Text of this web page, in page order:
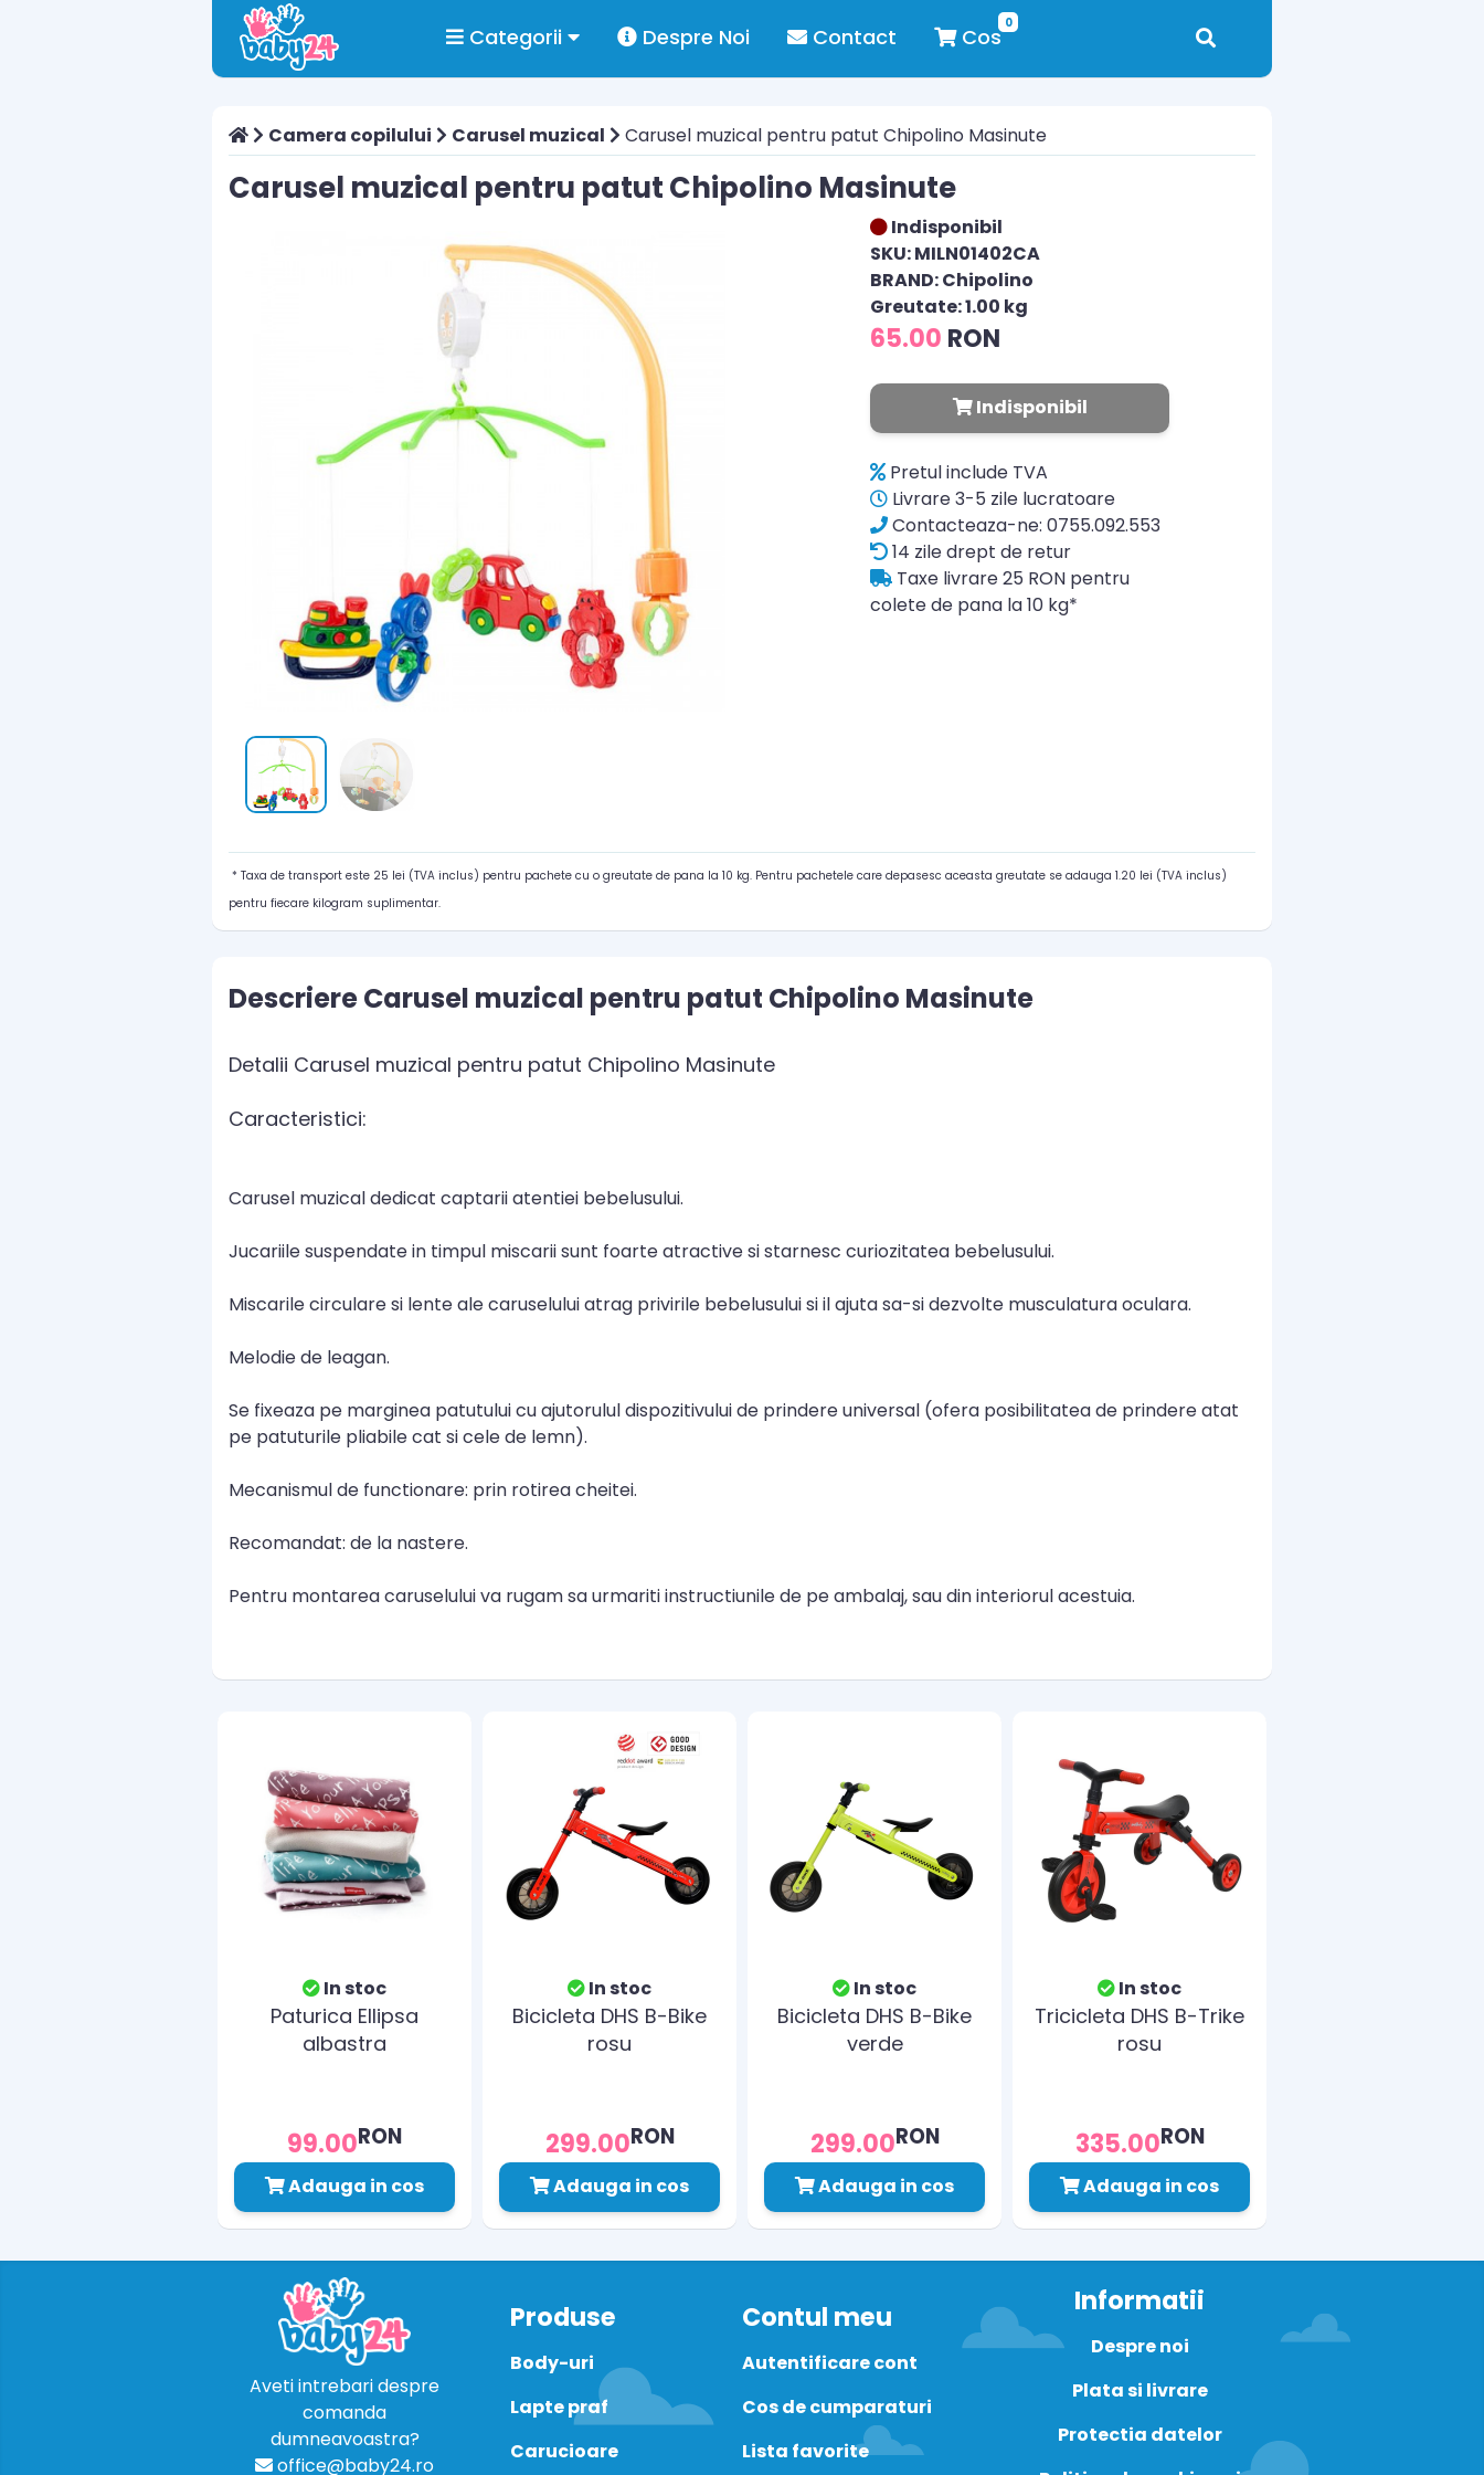
Categorii Despre Noi Contact
0
Cos
Camera copilului Carusel muzical Carusel muzical pentru patut Chipolino Masinute
Carusel muzical pentru patut Chipolino Masinute
Indisponibil
SKU: MILN01402CA
BRAND: Chipolino
Greutate: 1.00 kg
65.00 RON
Indisponibil
Pretul include TVA
Livrare 3-5 zile lucratoare
Contacteaza-ne: 0755.092.553
14 zile drept de retur
Taxe livrare 25 RON pentru
colete de pana la 10 kg*
* Taxa de transport este 25 lei (TVA inclus) pentru pachete cu o greutate de pana la 10 kg. Pentru pachetele care depasesc aceasta greutate se adauga 1.20 lei (TVA inclus)
pentru fiecare kilogram suplimentar.
Descriere Carusel muzical pentru patut Chipolino Masinute
Detalii Carusel muzical pentru patut Chipolino Masinute
Caracteristici:
Carusel muzical dedicat captarii atentiei bebelusului.
Jucariile suspendate in timpul miscarii sunt foarte atractive si starnesc curiozitatea bebelusului.
Miscarile circulare si lente ale caruselului atrag privirile bebelusului si il ajuta sa-si dezvolte musculatura oculara.
Melodie de leagan.
Se fixeaza pe marginea patutului cu ajutorulul dispozitivului de prindere universal (ofera posibilitatea de prindere atat
pe patuturile pliabile cat si cele de lemn).
Mecanismul de functionare: prin rotirea cheitei.
Recomandat: de la nastere.
Pentru montarea caruselului va rugam sa urmariti instructiunile de pe ambalaj, sau din interiorul acestuia.
In stoc
Paturica Ellipsa
albastra
99.00RON
Adauga in cos
In stoc
Bicicleta DHS B-Bike
rosu
299.00RON
Adauga in cos
In stoc
Bicicleta DHS B-Bike
verde
299.00RON
Adauga in cos
In stoc
Tricicleta DHS B-Trike
rosu
335.00RON
Adauga in cos
Aveti intrebari despre
comanda
dumneavoastra?
office@baby24.ro
Produse
Body-uri
Lapte praf
Carucioare
Contul meu
Autentificare cont
Cos de cumparaturi
Lista favorite
Informatii
Despre noi
Plata si livrare
Protectia datelor